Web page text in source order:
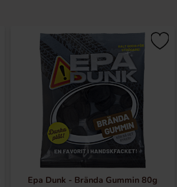
Epa Dunk - Brända Gummin 80g